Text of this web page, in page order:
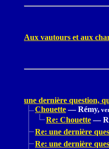
Aux vautours et aux
une dernière question,
Chouette — Rémy,
Re: Chouette —
Re: une dernière
Re: une dernière